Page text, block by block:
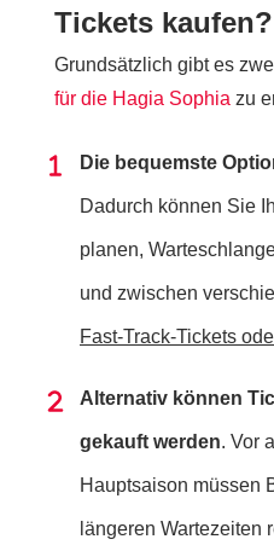
Tickets kaufen?
Grundsätzlich gibt es
für die Hagia Sophia zu
Die bequemste
Dadurch können Sie
planen,
und zwischen
Fast-Track-Tickets
Alternativ können
gekauft werden. Vor
Hauptsaison müssen
längeren Wartezeiten